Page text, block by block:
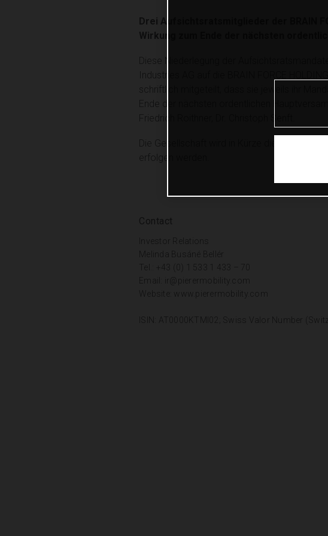
Drei Aufsichtsratsmitglieder der BRAIN
Wirkung zum Ende der nächsten
Diese Niederlegung der
Industries AG auf die BRAIN FORCE
schriftlich mitgeteilt, dass sie jeweils ihr
Ende der nächsten ordentlichen
Friedrich Roithner, Dr. Christoph Senft.
Die Gesellschaft wird in Kürze die 17.
erfolgen werden.
Contact
Investor Relations
Melinda Busáné Bellér
Tel.: +43 (0) 1 533 1 433 – 70
Email:
ir@pierermobility.com
Website:
www.pierermobility.com
ISIN: AT0000KTMI02; Swiss Valor Number